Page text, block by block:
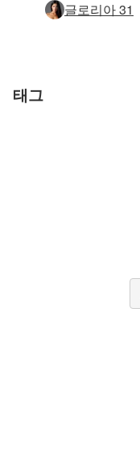
글로리아 31
태그